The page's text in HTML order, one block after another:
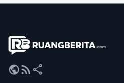
publicrss_feed share